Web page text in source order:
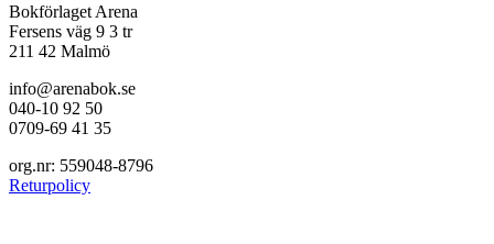
Bokförlaget Arena
Fersens väg 9 3 tr
211 42 Malmö
info@arenabok.se
040-10 92 50
0709-69 41 35
org.nr: 559048-8796
Returpolicy